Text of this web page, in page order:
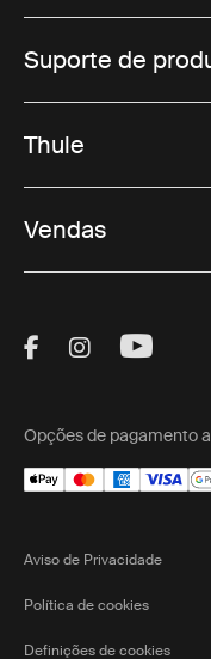
Suporte de
Thule
Vendas
Visit Thule on
Visit Thule
Visit
Opções de pagamento
Aviso de Privacidade
Política de cookies
Definições de cookies